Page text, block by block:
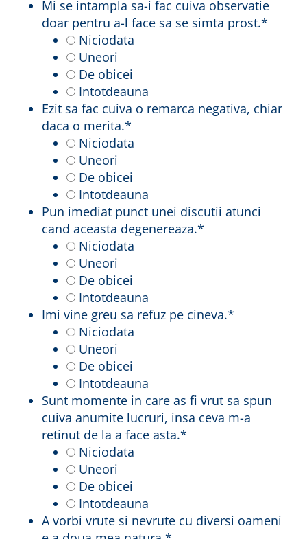
Mi se intampla sa-i fac cuiva observatie
doar pentru a-l face sa se simta prost.*
Niciodata
Uneori
De obicei
Intotdeauna
Ezit sa fac cuiva o remarca negativa, chiar
daca o merita.*
Niciodata
Uneori
De obicei
Intotdeauna
Pun imediat punct unei discutii atunci
cand aceasta degenereaza.*
Niciodata
Uneori
De obicei
Intotdeauna
Imi vine greu sa refuz pe cineva.*
Niciodata
Uneori
De obicei
Intotdeauna
Sunt momente in care as fi vrut sa spun
cuiva anumite lucruri, insa ceva m-a
retinut de la a face asta.*
Niciodata
Uneori
De obicei
Intotdeauna
A vorbi vrute si nevrute cu diversi oameni